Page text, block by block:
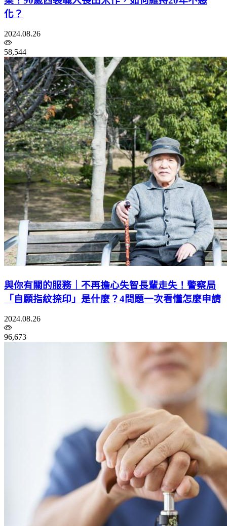
化？
2024.08.26
58,544
與你有關的服務｜不再擔心失智長輩走失！警察局
「自願指紋捺印」是什麼？4問題一次看懂怎麼申請
2024.08.26
96,673